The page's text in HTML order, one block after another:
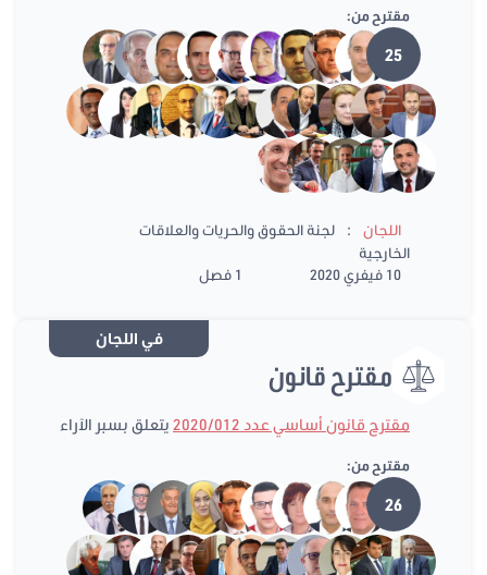
مقترح من:
25
اللجان :
لجنة الحقوق والحريات والعلاقات
الخارجية
10 فيفري 2020
1 فصل
في اللجان
مقترح قانون
مقترح قانون أساسي عدد 2020/012 يتعلق بسبر الآراء
مقترح من:
26